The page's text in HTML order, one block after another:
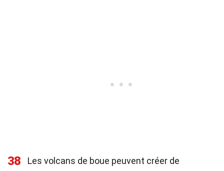
38
Les volcans de boue peuvent créer de